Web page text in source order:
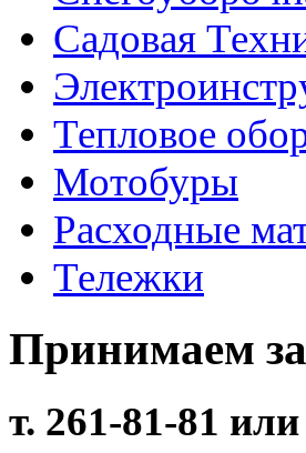
Садовая
Тепловое
Мотобуры
Расходные
Тележки
Принимаем
т. 261-81-81